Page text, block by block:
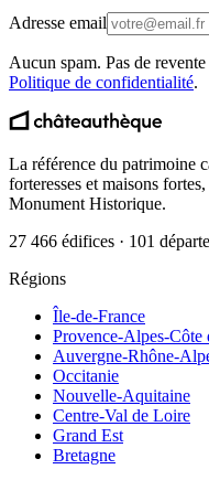
Adresse email
Aucun spam. Pas de
Politique de confidentialité.
La référence du patrimoine
forteresses et maisons
Monument Historique.
27 466 édifices · 101
Régions
Île-de-France
Provence-Alpes-Côte
Auvergne-Rhône-
Occitanie
Nouvelle-Aquitaine
Centre-Val de Loire
Grand Est
Bretagne